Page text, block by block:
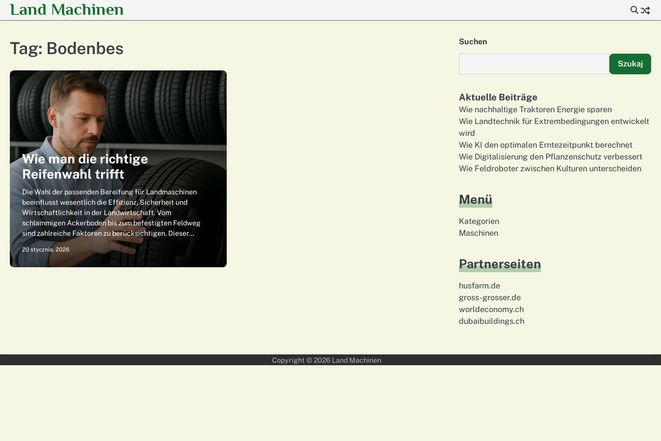
SkipLand Machinen
Tag: Bodenbes
Wie man die richtige
Reifenwahl trifft
Die Wahl der passenden Bereifung für Landmaschinen
beeinflusst wesentlich die Effizienz, Sicherheit und
Wirtschaftlichkeit in der Landwirtschaft. Vom
schlammigen Ackerboden bis zum befestigten Feldweg
sind zahlreiche Faktoren zu berücksichtigen. Dieser…
20 stycznia, 2026
Suchen
Szukaj
Aktuelle Beiträge
Wie nachhaltige Traktoren Energie sparen
Wie Landtechnik für Extrembedingungen entwickelt
wird
Wie KI den optimalen Erntezeitpunkt berechnet
Wie Digitalisierung den Pflanzenschutz verbessert
Wie Feldroboter zwischen Kulturen unterscheiden
Menü
Kategorien
Maschinen
Partnerseiten
husfarm.de
gross-grosser.de
worldeconomy.ch
dubaibuildings.ch
Copyright © 2026 Land Machinen